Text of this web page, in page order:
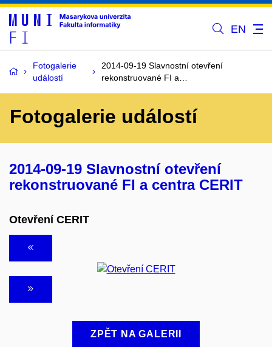
EN
Fotogalerie
událostí
2014-09-19 Slavnostní otevření
rekonstruované FI a…
Fotogalerie událostí
2014-09-19 Slavnostní otevření
rekonstruované FI a centra CERIT
Otevření CERIT
ZPĚT NA GALERII